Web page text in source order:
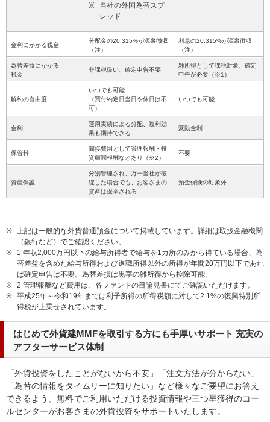
※
当社の外国為替スプ
レッド
金利にかかる税金
分配金の20.315%が源泉徴収
（注）
利息の20.315%が源泉徴収
（注）
為替差益にかかる
税金
非課税扱い、確定申告不要
雑所得として課税対象、確定
申告が必要（※1）
解約の自由度
いつでも可能
（買付約定日当日や休日は不
可）
いつでも可能
金利
運用実績による分配、複利効
果も期待できる
変動金利
保管料
間接費用として管理報酬・投
資顧問報酬などあり（※2）
不要
資産保護
分別管理され、万一当社が破
綻した場合でも、お客さまの
資産は保全される
預金保険の対象外
※
上記は一般的な外貨普通預金について掲載しています。詳細は取扱金融機関
（銀行など）でご確認ください。
※
1 年収2,000万円以下の給与所得者で給与を1カ所のみから得ている場合、為
替差益を含めた給与所得および退職所得以外の所得が年間20万円以下であれ
ば確定申告は不要。為替差損は黒字の雑所得から控除可能。
※ 2 管理報酬など費用は、各ファンドの目論見書にてご確認いただけます。
※ 平成25年～令和19年までは利子所得の所得税額に対して2.1%の復興特別所
得税が上乗せされています。
はじめて外貨建MMFを取引する方にも手厚いサポート 充実の
アフターサービス体制
「外貨投資をしたことがないから不安」「注文方法が分からない」
「為替の情報をタイムリーに知りたい」など様々なご要望にお答え
できるよう、無料でご利用いただける投資情報や三つ星獲得のコー
ルセンターがお客さまの外貨投資をサポートいたします。